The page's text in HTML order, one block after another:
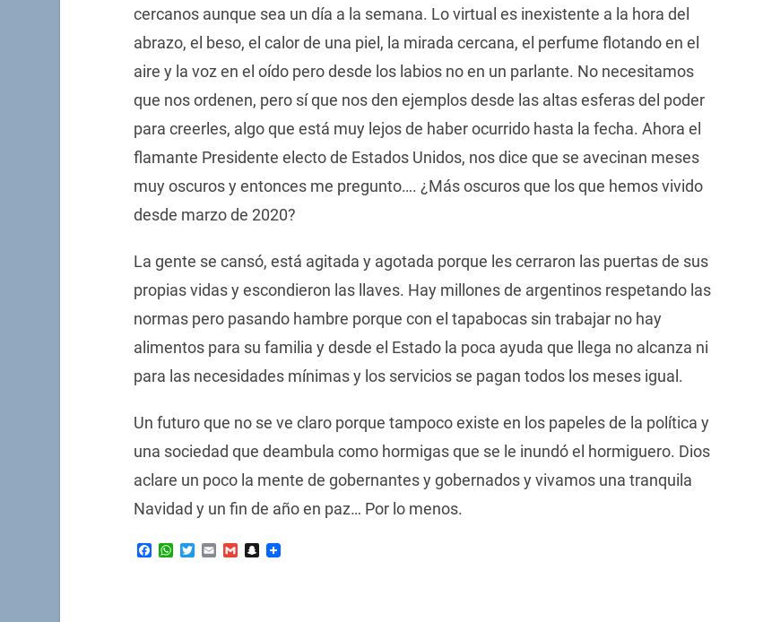
cercanos aunque sea un día a la semana. Lo virtual es inexistente a la hora del
abrazo, el beso, el calor de una piel, la mirada cercana, el perfume flotando en el
aire y la voz en el oído pero desde los labios no en un parlante. No necesitamos
que nos ordenen, pero sí que nos den ejemplos desde las altas esferas del poder
para creerles, algo que está muy lejos de haber ocurrido hasta la fecha. Ahora el
flamante Presidente electo de Estados Unidos, nos dice que se avecinan meses
muy oscuros y entonces me pregunto…. ¿Más oscuros que los que hemos vivido
desde marzo de 2020?
La gente se cansó, está agitada y agotada porque les cerraron las puertas de sus
propias vidas y escondieron las llaves. Hay millones de argentinos respetando las
normas pero pasando hambre porque con el tapabocas sin trabajar no hay
alimentos para su familia y desde el Estado la poca ayuda que llega no alcanza ni
para las necesidades mínimas y los servicios se pagan todos los meses igual.
Un futuro que no se ve claro porque tampoco existe en los papeles de la política y
una sociedad que deambula como hormigas que se le inundó el hormiguero. Dios
aclare un poco la mente de gobernantes y gobernados y vivamos una tranquila
Navidad y un fin de año en paz… Por lo menos.
Facebook
WhatsApp
TwitterEmailGmailSnapchat